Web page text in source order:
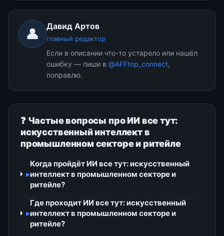
👤 Давид Артов
главный редактор
Если в описании что-то устарело или нашёл
ошибку — пиши в @AFFtop_connect,
поправлю.
❓ Частые вопросы про ИИ все тут:
искусственный интеллект в
промышленном секторе и ритейле
▸
Когда пройдёт ИИ все тут: искусственный
интеллект в промышленном секторе и
ритейле?
▸
Где проходит ИИ все тут: искусственный
интеллект в промышленном секторе и
ритейле?